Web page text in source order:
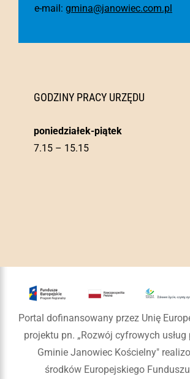
e-mail: gmina@janowiec.com.pl
GODZINY PRACY URZĘDU
poniedziałek-piątek
7.15 – 15.15
Portal dofinansowany przez Unię
projektu pn. „Rozwój cyfrowych
Gminie Janowiec Kościelny"
środków Europejskiego